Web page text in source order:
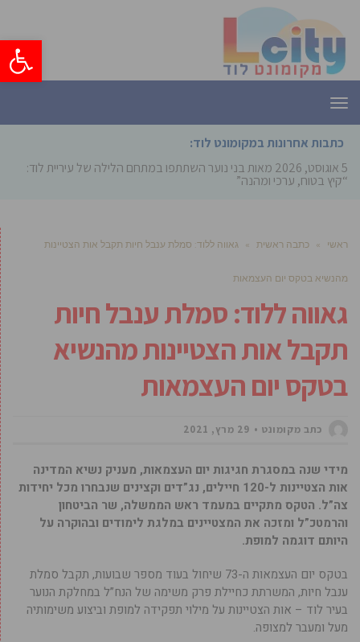
פתח
תפריט
כתבות אחרונות במקומונט לוד:
5 אוגוסט, 2026
מאות בני נוער השתתפו במתחם הלילה של עיריית לוד:
“קיץ בטוח, ערכי ומהנה”
ראשי » כתבה ראשית » גאווה ללוד: סמלת ענבל חיות תקבל אות הצטיינות
מהנשיא בטקס יום העצמאות
גאווה ללוד: סמלת ענבל חיות
תקבל אות הצטיינות מהנשיא
בטקס יום העצמאות
כתב מקומונט 29 מרץ, 2021
מידי שנה במסגרת חגיגות יום העצמאות, מעניק נשיא המדינה
אות הצטיינות ל-120 חיילים, נג”דים וקצינים שנבחרו מכל יחידות
צה”ל. הטקס מתקיים במעמד ראש הממשלה, שר הביטחון
והרמטכ”ל ומזכה את המצטיינים במלגת לימודים ובהוקרה על
היותם דוגמה למופת.
בטקס יום העצמאות ה-73 שיחול בעוד מספר שבועות, תקבל סמלת
ענבל חיות, המשרתת כחיילת פרק משימה של הנח”ל במחלקת הנוער
בעיר לוד – אות הצטיינות על מילוי תפקידה למופת וביצוע משימותיה
מעל ומעבר למצופה.